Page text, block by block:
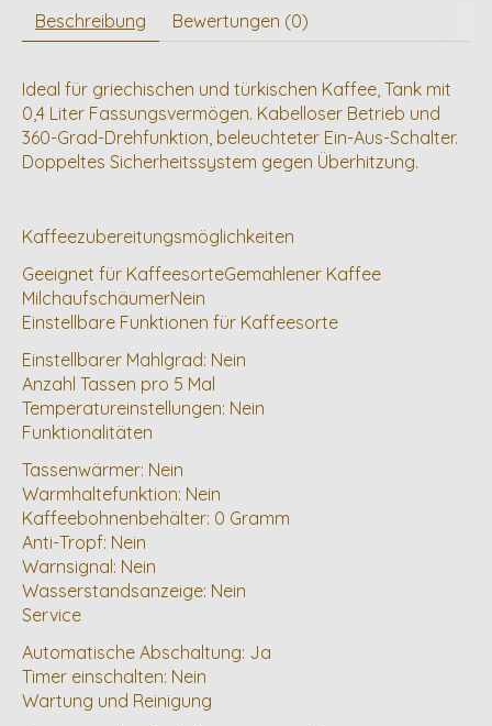
Beschreibung Bewertungen (0)
Ideal für griechischen und türkischen Kaffee, Tank mit
0,4 Liter Fassungsvermögen. Kabelloser Betrieb und
360-Grad-Drehfunktion, beleuchteter Ein-Aus-Schalter.
Doppeltes Sicherheitssystem gegen Überhitzung.
Kaffeezubereitungsmöglichkeiten
Geeignet für KaffeesorteGemahlener Kaffee
MilchaufschäumerNein
Einstellbare Funktionen für Kaffeesorte
Einstellbarer Mahlgrad: Nein
Anzahl Tassen pro 5 Mal
Temperatureinstellungen: Nein
Funktionalitäten
Tassenwärmer: Nein
Warmhaltefunktion: Nein
Kaffeebohnenbehälter: 0 Gramm
Anti-Tropf: Nein
Warnsignal: Nein
Wasserstandsanzeige: Nein
Service
Automatische Abschaltung: Ja
Timer einschalten: Nein
Wartung und Reinigung